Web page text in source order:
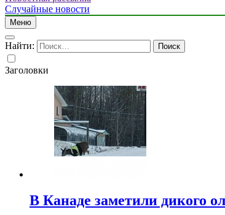
Случайные новости
Меню
Найти:
Заголовки
В Канаде заметили дикого